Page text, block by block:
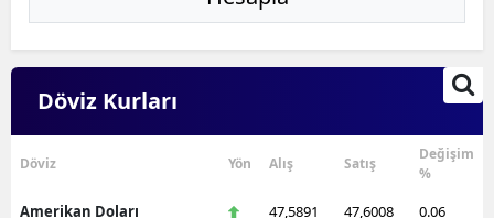
Döviz Kurları
Döviz Yön Alış Satış
Değişim
%
Amerikan Doları 47,5891 47,6008
0.06